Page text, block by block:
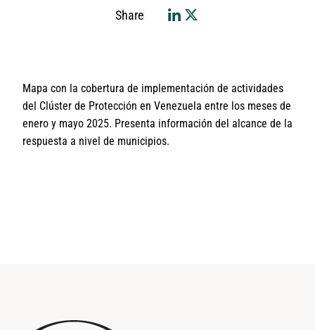
Share
Mapa con la cobertura de implementación de actividades
del Clúster de Protección en Venezuela entre los meses de
enero y mayo 2025. Presenta información del alcance de la
respuesta a nivel de municipios.